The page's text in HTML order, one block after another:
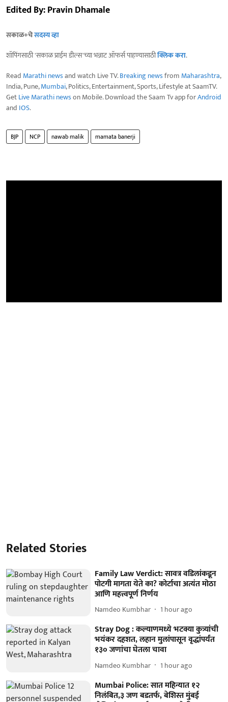
Edited By: Pravin Dhamale
सकाळ+चेसदस्य व्हा
शॉपिंगसाठी 'सकाळ प्राईम डील्स'च्या भन्नाट ऑफर्स पाहण्यासाठीक्लिक करा.
Read Marathi newsand watch Live TV.Breaking newsfrom Maharashtra,
India, Pune,Mumbai, Politics, Entertainment, Sports, Lifestyle at SaamTV.
GetLive Marathi newson Mobile. Download the Saam Tv app forAndroid
and IOS.
BJP NCP nawab malik mamata banerji
Related Stories
Family Law Verdict: सावत्र वडिलांकडून
पोटगी मागता येते का? कोर्टाचा अत्यंत मोठा
आणि महत्त्वपूर्ण निर्णय
Namdeo Kumbhar 1 hour ago
Stray Dog : कल्याणमध्ये भटक्या कुत्र्यांची
भयंकर दहशत, लहान मुलांपासून वृद्धांपर्यंत
१३० जणांचा घेतला चावा
Namdeo Kumbhar 1 hour ago
Mumbai Police: सात महिन्यात १२
निलंबित,३ जण बडतर्फ, बेशिस्त मुंबई